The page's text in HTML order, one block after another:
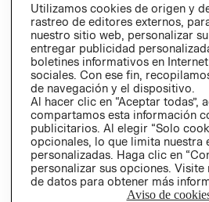
Ecuador ($)
CAMBIAR REGIÓN
Utilizamos cookies de origen y
rastreo de editores externos,
nuestro sitio web, personalizar
entregar publicidad
boletines informativos en
sociales. Con ese fin,
de navegación y el dispositivo.
Al hacer clic en “Aceptar todas”,
compartamos esta información
publicitarios. Al elegir “Solo
opcionales, lo que limita nuestra
personalizadas. Haga clic en
personalizar sus opciones.
de datos para obtener más
Aviso de